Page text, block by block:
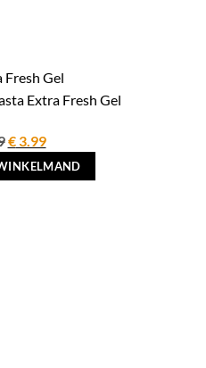
Extra Fresh Gel
Oorspronkelijke
prijs
was:
€3.99Huidige
prijs
is: